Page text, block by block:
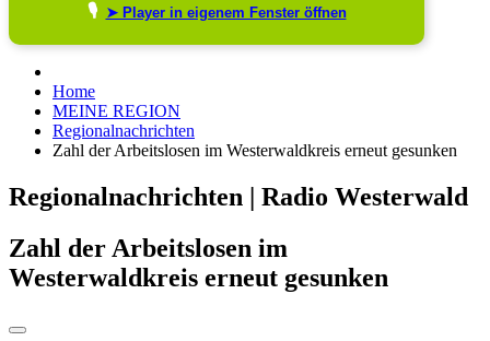
🎙️ ➤ Player in eigenem Fenster öffnen
Home
MEINE REGION
Regionalnachrichten
Zahl der Arbeitslosen im Westerwaldkreis erneut gesunken
Regionalnachrichten | Radio Westerwald
Zahl der Arbeitslosen im
Westerwaldkreis erneut gesunken